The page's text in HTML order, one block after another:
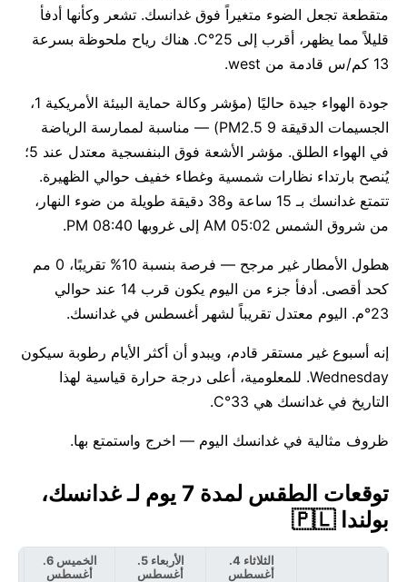
متقطعة تجعل الضوء متغيراً فوق غدانسك. تشعر وكأنها أدفأ
قليلاً مما يظهر، أقرب إلى 25°C. هناك رياح ملحوظة بسرعة
13 كم/س قادمة من west.
جودة الهواء جيدة حاليًا (مؤشر وكالة حماية البيئة الأمريكية 1،
الجسيمات الدقيقة PM2.5 9) — مناسبة لممارسة الرياضة
في الهواء الطلق. مؤشر الأشعة فوق البنفسجية معتدل عند 5؛
يُنصح بارتداء نظارات شمسية وغطاء خفيف حوالي الظهيرة.
تتمتع غدانسك بـ 15 ساعة و38 دقيقة طويلة من ضوء النهار،
من شروق الشمس 05:02 AM إلى غروبها 08:40 PM.
هطول الأمطار غير مرجح — فرصة بنسبة 10% تقريبًا، 0 مم
كحد أقصى. أدفأ جزء من اليوم يكون قرب 14 عند حوالي
23°م. اليوم معتدل تقريباً لشهر أغسطس في غدانسك.
إنه أسبوع غير مستقر قادم، ويبدو أن أكثر الأيام رطوبة سيكون
Wednesday. للمعلومية، أعلى درجة حرارة قياسية لهذا
التاريخ في غدانسك هي 33°C.
ظروف مثالية في غدانسك اليوم — اخرج واستمتع بها.
توقعات الطقس لمدة 7 يوم لـ غدانسك،
بولندا 🇵🇱
الثلاثاء 4.
أغسطس
الأربعاء 5.
أغسطس
الخميس 6.
أغسطس